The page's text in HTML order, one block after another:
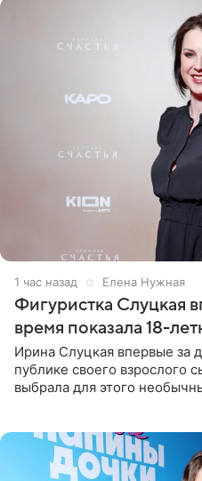
1 час назад Елена Нужная
Фигуристка Слуцкая
время показала 18-
Ирина Слуцкая впервые за
публике своего взрослого
выбрала для этого